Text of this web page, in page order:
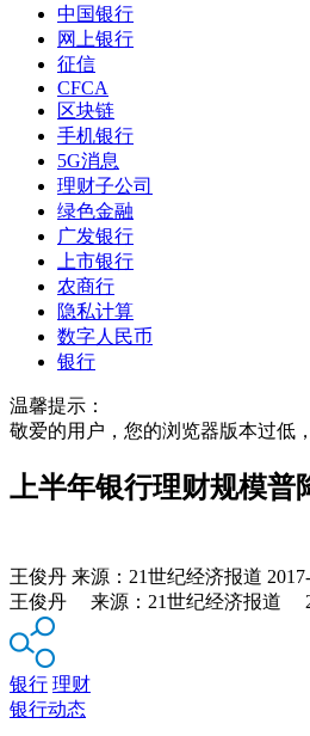
中国银行
网上银行
征信
CFCA
区块链
手机银行
5G消息
理财子公司
绿色金融
广发银行
上市银行
农商行
隐私计算
数字人民币
银行
温馨提示：
敬爱的用户，您的浏览器版本过低
上半年银行理财规模普
王俊丹 来源： 21世纪经济报道
王俊丹 来源：21世纪经济报道
银行 理财
银行动态